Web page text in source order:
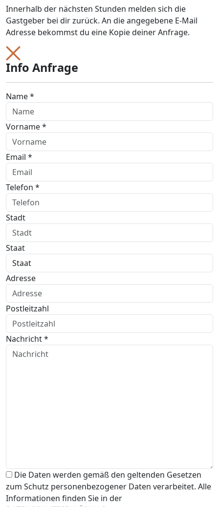
Innerhalb der nächsten Stunden melden sich die
Gastgeber bei dir zurück. An die angegebene E-Mail
Adresse bekommst du eine Kopie deiner Anfrage.
Info Anfrage
Name *
Vorname *
Email *
Telefon *
Stadt
Staat
Adresse
Postleitzahl
Nachricht *
Die Daten werden gemäß den geltenden Gesetzen
zum Schutz personenbezogener Daten verarbeitet. Alle
Informationen finden Sie in der